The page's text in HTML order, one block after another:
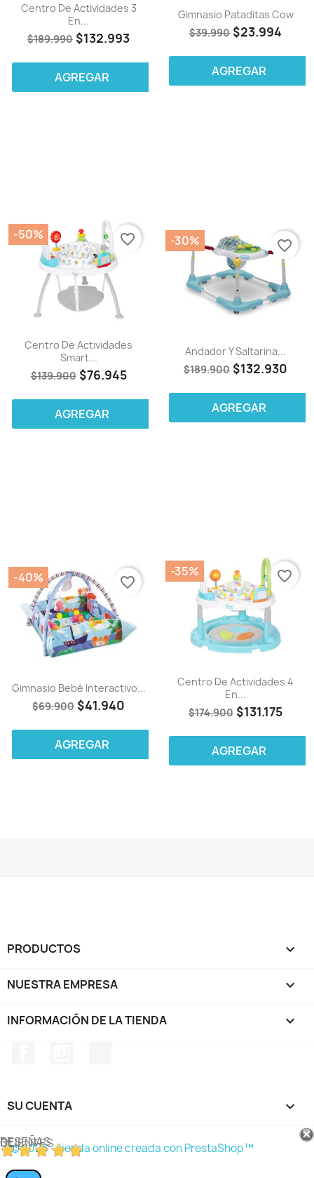
Centro De Actividades 3
En...
$189.990 $132.993
AGREGAR
Gimnasio Pataditas Cow
$39.990 $23.994
AGREGAR
Centro De Actividades
Smart...
$139.900 $76.945
-50%
AGREGAR
favorite_border
Andador Y Saltarina...
$189.900 $132.930
-30%
AGREGAR
favorite_border
Gimnasio Bebé Interactivo...
$69.900 $41.940
-40%
AGREGAR
favorite_border
Centro De Actividades 4
En...
$174.900 $131.175
-35%
AGREGAR
favorite_border
PRODUCTOS 
NUESTRA EMPRESA 
INFORMACIÓN DE LA TIENDA keyboard_arrow_down
SU CUENTA 
RESEÑAS DE CLIENTES
© 2026 - tienda online creada con PrestaShop™